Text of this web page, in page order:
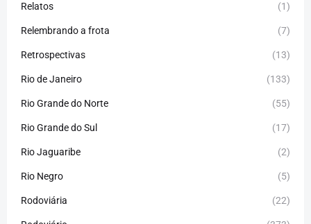
Relatos (1)
Relembrando a frota (7)
Retrospectivas (13)
Rio de Janeiro (133)
Rio Grande do Norte (55)
Rio Grande do Sul (17)
Rio Jaguaribe (2)
Rio Negro (5)
Rodoviária (22)